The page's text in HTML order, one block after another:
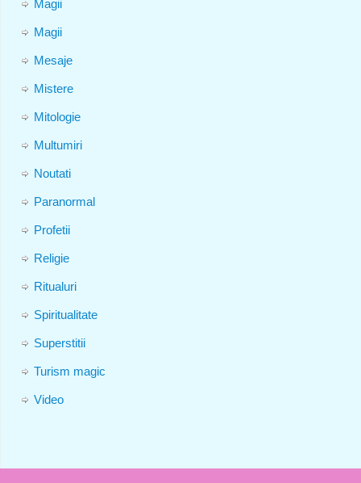
Magii
Magii
Mesaje
Mistere
Mitologie
Multumiri
Noutati
Paranormal
Profetii
Religie
Ritualuri
Spiritualitate
Superstitii
Turism magic
Video